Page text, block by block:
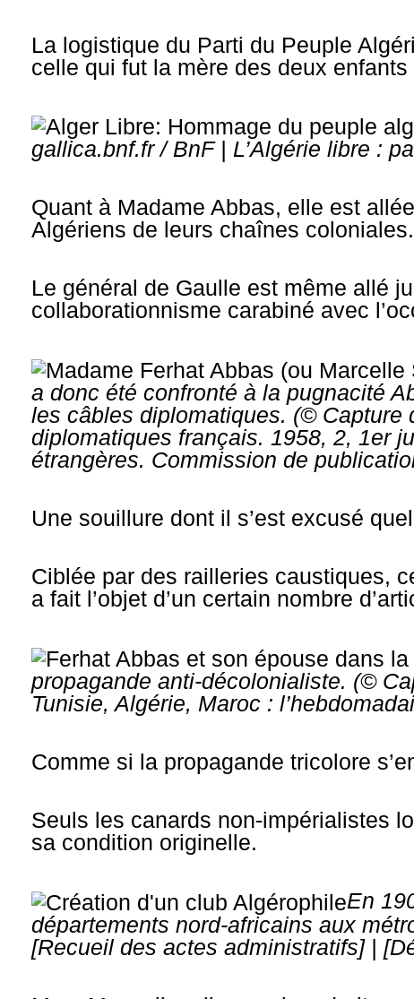
La logistique du Parti du Peuple
celle qui fut la mère des deux
gallica.bnf.fr / BnF | L’Algérie libre :
Quant à Madame Abbas, elle est
Algériens de leurs chaînes coloniales.
Le général de Gaulle est même allé
collaborationnisme carabiné avec
a donc été confronté à la pugnacité
les câbles diplomatiques. (© Capture
diplomatiques français. 1958, 2, 1er
étrangères. Commission de
Une souillure dont il s’est excusé
Ciblée par des railleries caustiques,
a fait l’objet d’un certain nombre
propagande anti-décolonialiste. (©
Tunisie, Algérie, Maroc :
Comme si la propagande tricolore
Seuls les canards non-impérialistes
sa condition originelle.
En
départements nord-africains aux
[Recueil des actes administratifs] |